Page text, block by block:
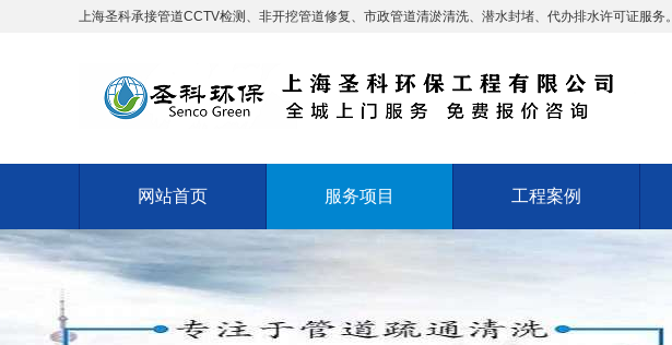
上海圣科承接管道CCTV检测、非开挖管道修复、市政管道清淤清洗、潜水封堵、代办排水许可证服务。
网站首页 服务项目 工程案例